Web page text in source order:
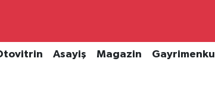
Asayiş Magazin Gayrimenkul